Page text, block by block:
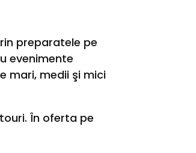
preparatele pe
evenimente
mari, medii şi mici
În oferta pe